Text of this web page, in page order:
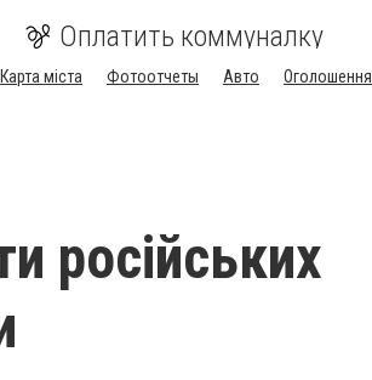
Оплатить коммуналку
Карта міста Фотоотчеты Авто
Оголошення
російських